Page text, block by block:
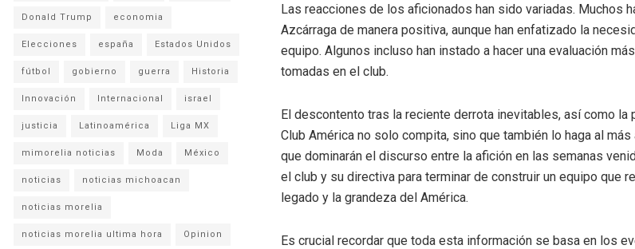
Las reacciones de los aficionados han sido variadas. Muchos
Azcárraga de manera positiva, aunque han enfatizado la
equipo. Algunos incluso han instado a hacer una evaluación
tomadas en el club.
El descontento tras la reciente derrota inevitables, así como la
Club América no solo compita, sino que también lo haga al
que dominarán el discurso entre la afición en las semanas
el club y su directiva para terminar de construir un equipo que
legado y la grandeza del América.
Es crucial recordar que toda esta información se basa en los
Donald Trump economia
Elecciones españa Estados Unidos
fútbol gobierno guerra Historia
Innovación Internacional israel
justicia Latinoamérica Liga MX
mimorelia noticias Moda México
noticias noticias michoacan
noticias morelia
noticias morelia ultima hora Opinion